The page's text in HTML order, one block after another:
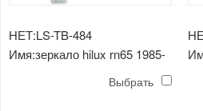
НЕТ:LS-TB-484
Имя:зеркало hilux rn65 1985-
Выбрать